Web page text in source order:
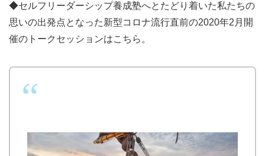
◆セルフリーダーシップ養成塾へとたどり着いた私たちの
思いの出発点となった新型コロナ流行直前の2020年2月開
催のトークセッションはこちら。